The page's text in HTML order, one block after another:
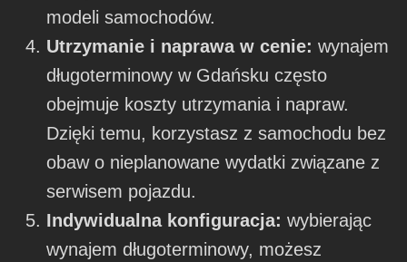
modeli samochodów.
Utrzymanie i naprawa w cenie: wynajem
długoterminowy w Gdańsku często
obejmuje koszty utrzymania i napraw.
Dzięki temu, korzystasz z samochodu bez
obaw o nieplanowane wydatki związane z
serwisem pojazdu.
Indywidualna konfiguracja:wybierając
wynajem długoterminowy, możesz